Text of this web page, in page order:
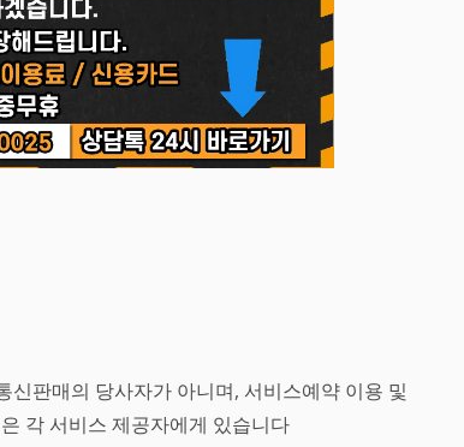
판매의 당사자가 아니며, 서비스예약 이용 및
각 서비스 제공자에게 있습니다